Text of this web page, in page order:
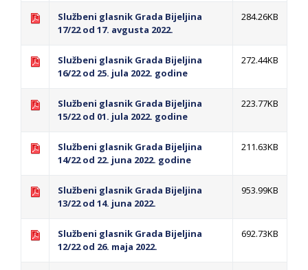
Službeni glasnik Grada Bijeljina
17/22 od 17. avgusta 2022.
284.26KB
Službeni glasnik Grada Bijeljina
16/22 od 25. jula 2022. godine
272.44KB
Službeni glasnik Grada Bijeljina
15/22 od 01. jula 2022. godine
223.77KB
Službeni glasnik Grada Bijeljina
14/22 od 22. juna 2022. godine
211.63KB
Službeni glasnik Grada Bijeljina
13/22 od 14. juna 2022.
953.99KB
Službeni glasnik Grada Bijeljina
12/22 od 26. maja 2022.
692.73KB